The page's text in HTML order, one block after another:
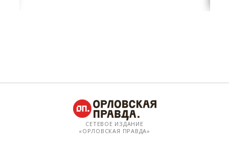
СЕТЕВОЕ ИЗДАНИЕ
«ОРЛОВСКАЯ ПРАВДА»